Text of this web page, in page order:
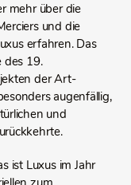
mehr über die
und die
erfahren. Das
des 19.
der Art-
augenfällig,
und
ist Luxus im Jahr